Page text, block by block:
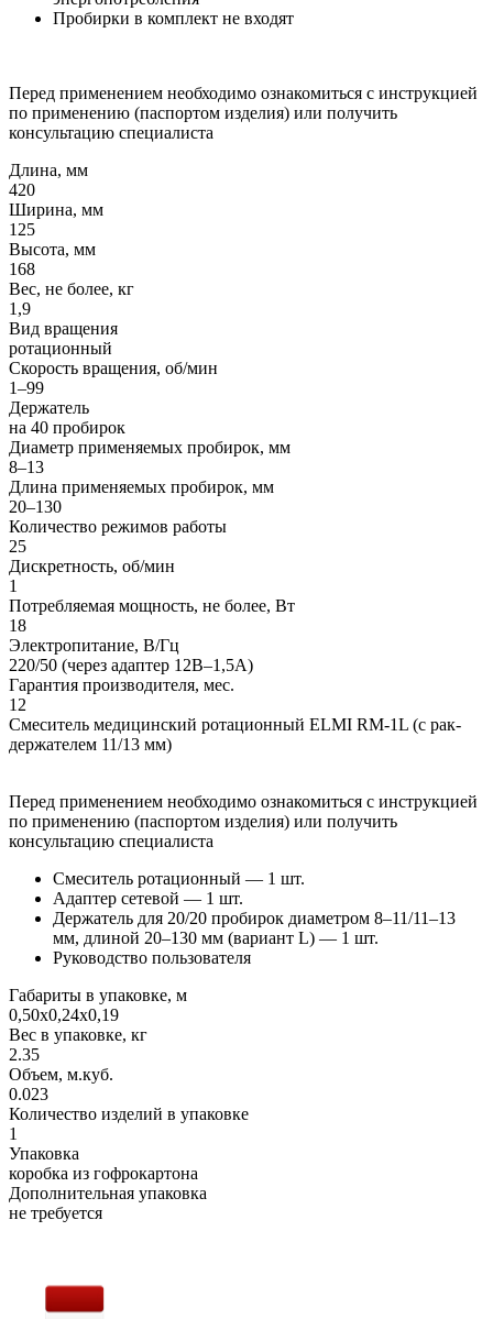
Пробирки в комплект не входят
Перед применением необходимо ознакомиться с инструкцией
по применению (паспортом изделия) или получить
консультацию специалиста
Длина, мм
420
Ширина, мм
125
Высота, мм
168
Вес, не более, кг
1,9
Вид вращения
ротационный
Скорость вращения, об/мин
1–99
Держатель
на 40 пробирок
Диаметр применяемых пробирок, мм
8–13
Длина применяемых пробирок, мм
20–130
Количество режимов работы
25
Дискретность, об/мин
1
Потребляемая мощность, не более, Вт
18
Электропитание, В/Гц
220/50 (через адаптер 12В–1,5А)
Гарантия производителя, мес.
12
Смеситель медицинский ротационный ELMI RM-1L (с рак-
держателем 11/13 мм)
Перед применением необходимо ознакомиться с инструкцией
по применению (паспортом изделия) или получить
консультацию специалиста
Смеситель ротационный — 1 шт.
Адаптер сетевой — 1 шт.
Держатель для 20/20 пробирок диаметром 8–11/11–13
мм, длиной 20–130 мм (вариант L) — 1 шт.
Руководство пользователя
Габариты в упаковке, м
0,50х0,24х0,19
Вес в упаковке, кг
2.35
Объем, м.куб.
0.023
Количество изделий в упаковке
1
Упаковка
коробка из гофрокартона
Дополнительная упаковка
не требуется